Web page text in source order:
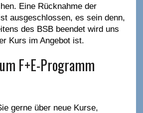
Eine Rücknahme der
ausgeschlossen, es sein denn,
des BSB beendet wird uns
Kurs im Angebot ist.
F+E-Programm
gerne über neue Kurse,